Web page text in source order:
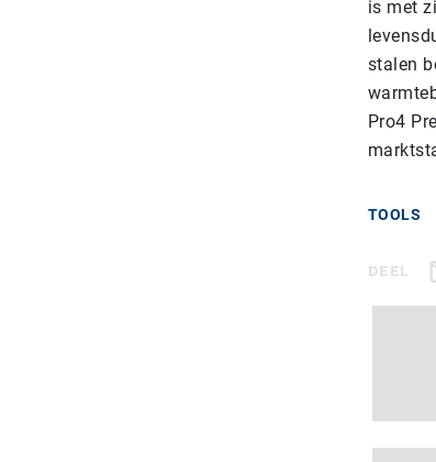
is met
stalen
Pro4
TOOLS
DEEL